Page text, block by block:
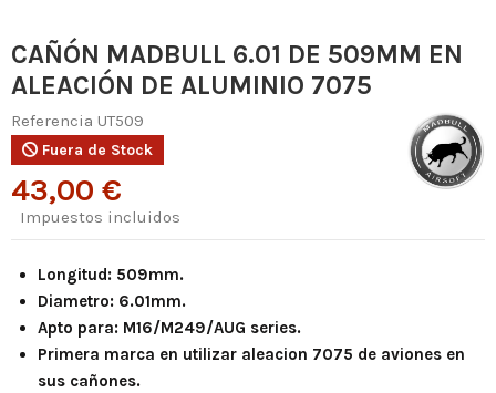
CAÑÓN MADBULL 6.01 DE 509MM EN
ALEACIÓN DE ALUMINIO 7075
Referencia UT509
Fuera de Stock
43,00 €
Impuestos incluidos
Longitud: 509mm.
Diametro: 6.01mm.
Apto para: M16/M249/AUG series.
Primera marca en utilizar aleacion 7075 de aviones en
sus cañones.